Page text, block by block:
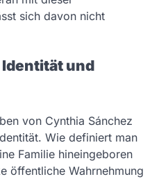
sich davon nicht
Identität und
von Cynthia Sánchez
Wie definiert man
Familie hineingeboren
öffentliche Wahrnehmung